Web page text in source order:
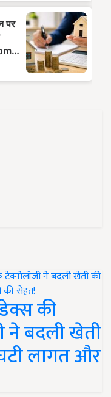
की
ने बदली खेती
लागत और